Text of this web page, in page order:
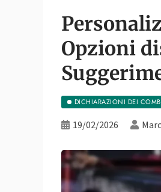
Opzioni
DICHIARAZIONI DEI
19/02/2026